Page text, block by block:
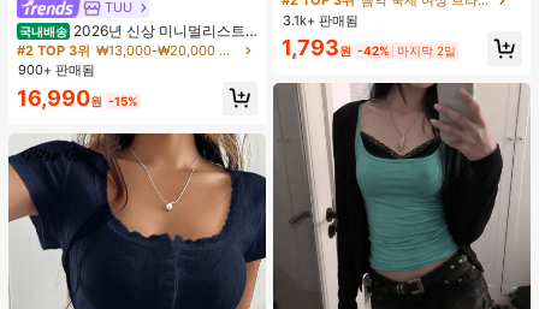
TUU
국내배송 2026년 신상 미니멀리스트
도트 캔버스 토트백, 대용량 캐주얼 다
용도 통근 숄더 핸드백
#2 TOP 3위
₩13,000-₩20,000 여성 숄더백
900+ 판매됨
16,990원 -15%
용 가능, 보이지 않는 비키니 브라 삽
입물, 수영에 적합
거의 매진!
거의 매진!
#2 TOP 3위
3.1k+ 판매됨
1,793원 -42% 마지막 2일